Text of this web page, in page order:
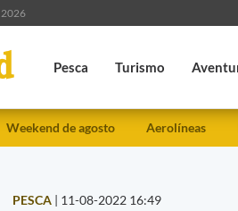
2026
Pesca Turismo
Weekend de agosto Aerolíneas
PESCA | 11-08-2022 16:49